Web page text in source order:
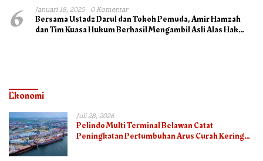
6 Januari 18, 2025 0 Komentar
Bersama Ustadz Darul dan Tokoh Pemuda, Amir Hamzah
dan Tim Kuasa Hukum Berhasil Mengambil Asli Alas Hak
Ekonomi
Juli 28, 2026
Pelindo Multi Terminal Belawan Catat
Peningkatan Pertumbuhan Arus Curah Kering